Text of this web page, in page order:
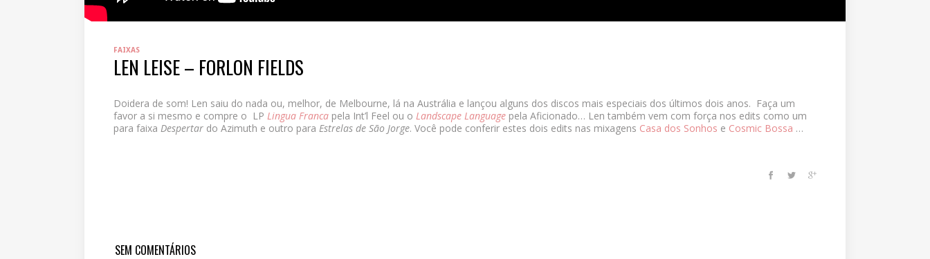
FAIXAS
LEN LEISE – FORLON FIELDS
Doidera de som! Len saiu do nada ou, melhor, de Melbourne, lá na Austrália e lançou alguns dos discos mais especiais dos últimos dois anos. Faça um
favor a si mesmo e compre o LP Lingua Franca pela Int’l Feel ou o Landscape Language pela Aficionado… Len também vem com força nos edits como um
para faixa Despertar do Azimuth e outro para Estrelas de São Jorge. Você pode conferir estes dois edits nas mixagens Casa dos Sonhos e Cosmic Bossa …
SEM COMENTÁRIOS